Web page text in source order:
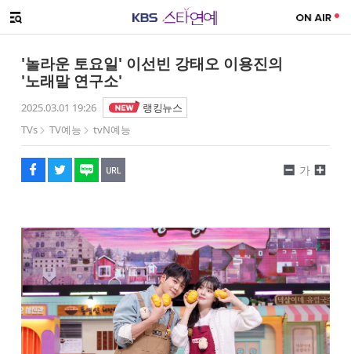
메뉴 열기
'놀라운 토요일' 이선빈 강태오 이용진의
'노래말 연구소'
2025.03.01 19:26
랭킹뉴스
TVs
TV예능 tvN예능
페이스북
트위터
네이버
URL복사
글씨 작게보기
가
글씨 크게보기
해시태그